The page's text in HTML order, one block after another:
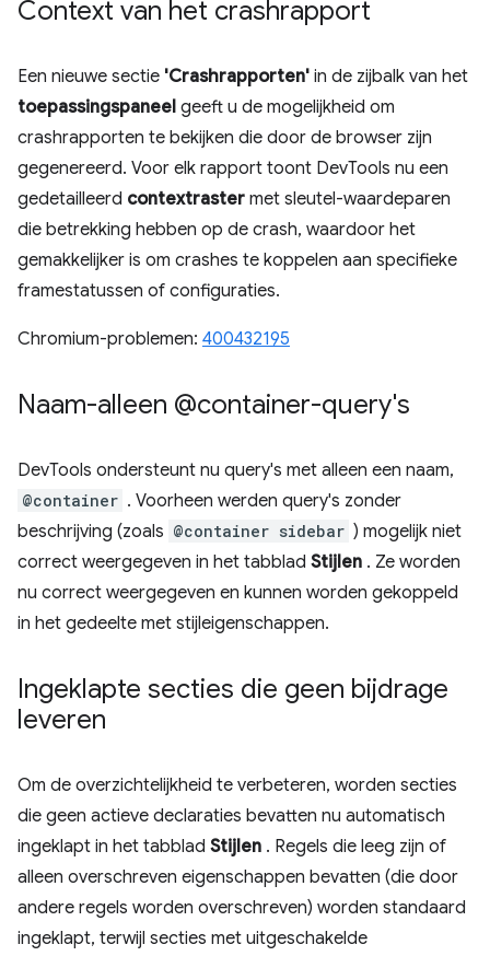
Context van het crashrapport
Een nieuwe sectie 'Crashrapporten' in de zijbalk van het
toepassingspaneel geeft u de mogelijkheid om
crashrapporten te bekijken die door de browser zijn
gegenereerd. Voor elk rapport toont DevTools nu een
gedetailleerd contextraster met sleutel-waardeparen
die betrekking hebben op de crash, waardoor het
gemakkelijker is om crashes te koppelen aan specifieke
framestatussen of configuraties.
Chromium-problemen: 400432195
Naam-alleen @container-query's
DevTools ondersteunt nu query's met alleen een naam,
@container . Voorheen werden query's zonder
beschrijving (zoals @container sidebar ) mogelijk niet
correct weergegeven in het tabblad Stijlen . Ze worden
nu correct weergegeven en kunnen worden gekoppeld
in het gedeelte met stijleigenschappen.
Ingeklapte secties die geen bijdrage
leveren
Om de overzichtelijkheid te verbeteren, worden secties
die geen actieve declaraties bevatten nu automatisch
ingeklapt in het tabblad Stijlen . Regels die leeg zijn of
alleen overschreven eigenschappen bevatten (die door
andere regels worden overschreven) worden standaard
ingeklapt, terwijl secties met uitgeschakelde